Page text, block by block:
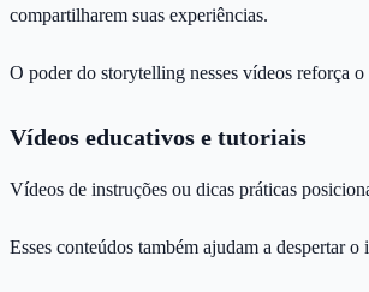
compartilharem suas experiências.
O poder do storytelling nesses vídeos reforça
Vídeos educativos e tutoriais
Vídeos de instruções ou dicas práticas
Esses conteúdos também ajudam a despertar